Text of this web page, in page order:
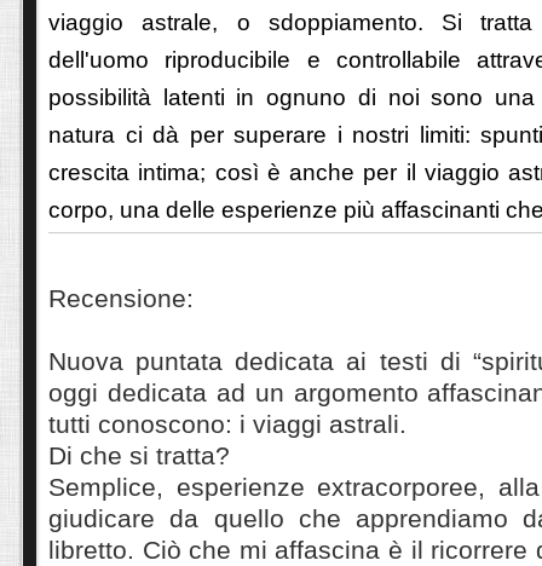
viaggio astrale, o sdoppiamento. Si
dell'uomo riproducibile e controllabile
possibilità latenti in ognuno di noi sono
natura ci dà per superare i nostri limiti:
crescita intima; così è anche per il viaggio
corpo, una delle esperienze più affascinanti
Recensione:
Nuova puntata dedicata ai testi di
oggi dedicata ad un argomento
tutti conoscono: i viaggi astrali.
Di che si tratta?
Semplice, esperienze extracorporee,
giudicare da quello che apprendiamo
libretto. Ciò che mi affascina è il ricorrere